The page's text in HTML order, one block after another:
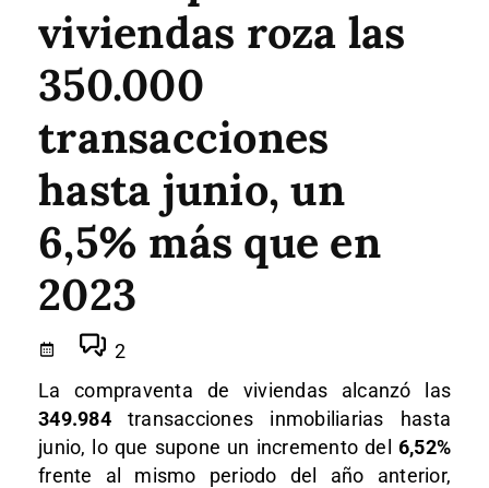
viviendas roza las
350.000
transacciones
hasta junio, un
6,5% más que en
2023
2
La compraventa de viviendas alcanzó las
349.984transacciones inmobiliarias hasta
junio, lo que supone un incremento del 6,52%
frente al mismo periodo del año anterior,